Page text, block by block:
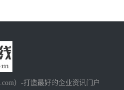
）-打造最好的企业资讯门户